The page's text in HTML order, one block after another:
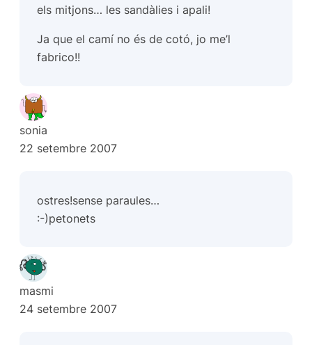
els mitjons… les sandàlies i apali!
Ja que el camí no és de cotó, jo me’l
fabrico!!
sonia
22 setembre 2007
ostres!sense paraules…
:-)petonets
masmi
24 setembre 2007